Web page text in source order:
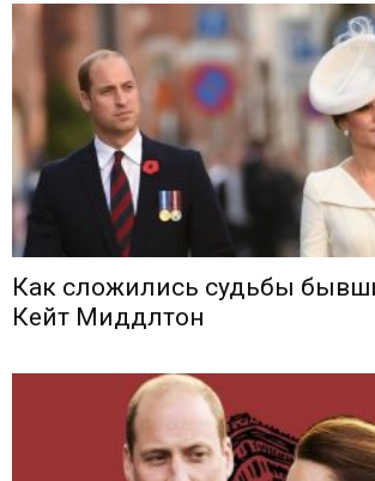
Как сложились судьбы
Кейт Миддлтон